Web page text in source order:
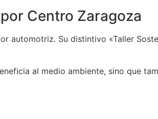
Centro Zaragoza
automotriz. Su distintivo «Taller
al medio ambiente, sino que